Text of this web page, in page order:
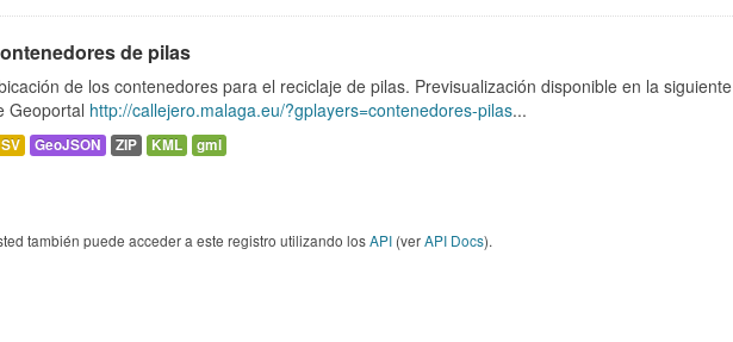
de pilas
de los contenedores para el reciclaje de pilas. Previsualización disponible en la
Geoportal http://callejero.malaga.eu/?gplayers=contenedores-pilas...
GeoJSON ZIP KML gml
también puede acceder a este registro utilizando losAPI (verAPI Docs).